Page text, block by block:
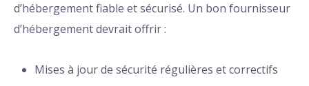
d’hébergement fiable et sécurisé. Un bon fournisseur
d’hébergement devrait offrir :
Mises à jour de sécurité régulières et correctifs